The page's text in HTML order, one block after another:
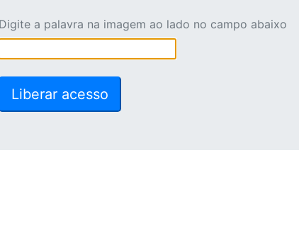
Digite a palavra na imagem ao lado no campo abaixo